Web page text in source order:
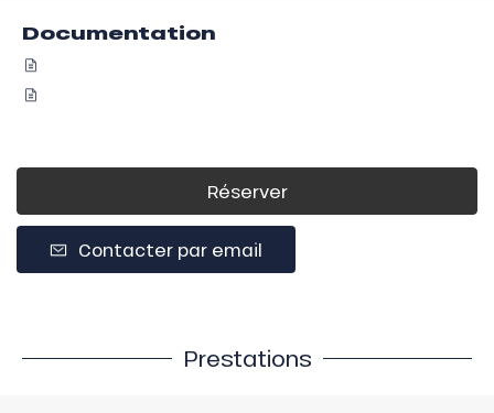
Documentation
Réserver
Contacter par email
Prestations